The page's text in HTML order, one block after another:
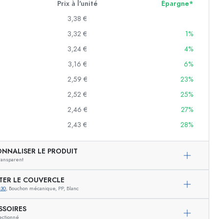
Prix à l'unité
Épargne*
3,38 €
3,32 €
1%
3,24 €
4%
3,16 €
6%
2,59 €
23%
2,52 €
25%
2,46 €
27%
2,43 € 28%
LE PRODUIT
LE COUVERCLE
, Bouchon mécanique, PP, Blanc